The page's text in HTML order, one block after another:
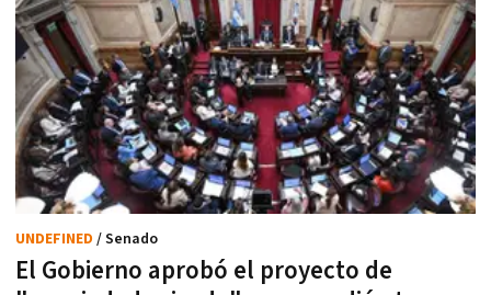
El Gobierno aprobó el proyecto de
UNDEFINED / Senado